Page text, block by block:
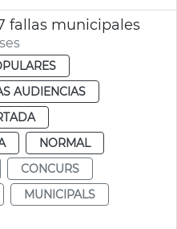
fallas municipales
AUDIENCIAS
NORMAL
CONCURS
MUNICIPALS